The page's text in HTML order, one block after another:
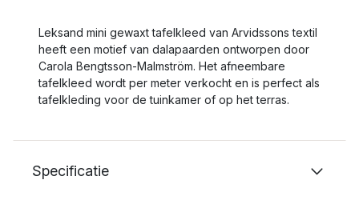
Leksand mini gewaxt tafelkleed van Arvidssons textil
heeft een motief van dalapaarden ontworpen door
Carola Bengtsson-Malmström. Het afneembare
tafelkleed wordt per meter verkocht en is perfect als
tafelkleding voor de tuinkamer of op het terras.
Specificatie